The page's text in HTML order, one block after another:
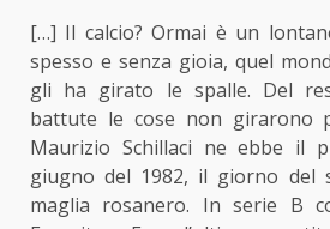
[…] Il calcio? Ormai è un
spesso e senza gioia, quel
gli ha girato le spalle. Del
battute le cose non girarono
Maurizio Schillaci ne ebbe il
giugno del 1982, il giorno del
maglia rosanero. In serie B